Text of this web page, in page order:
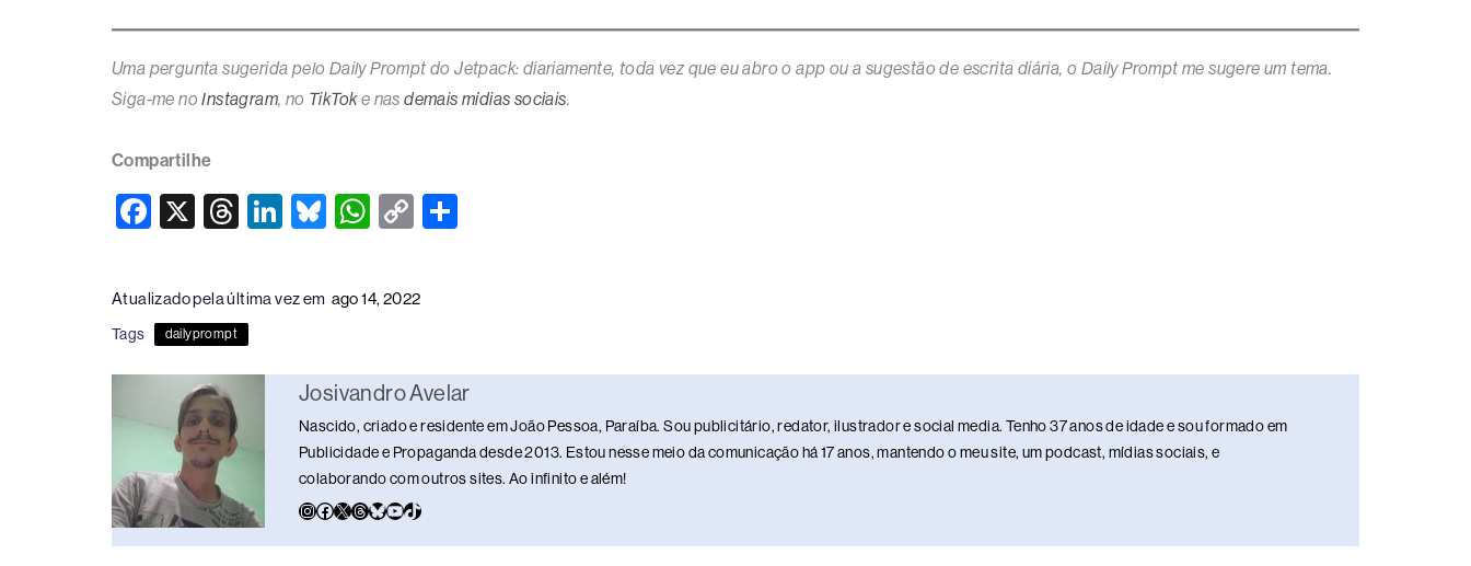
Uma pergunta sugerida pelo Daily Prompt do Jetpack: diariamente, toda vez que eu abro o app ou a sugestão de escrita diária, o Daily Prompt me sugere um tema.
Siga-me noInstagram, no TikToke nasdemais mídias sociais.
Compartilhe
F
c
e
b
o
o
X
T
e
a
d
s
Li
e
n
Bl
sk
W
at
s
p
p
C
y
n
k
Atualizado pela última vez em ago 14, 2022
Tags dailyprompt
Josivandro Avelar
Nascido, criado e residente em João Pessoa, Paraíba. Sou publicitário, redator, ilustrador e social media. Tenho 37 anos de idade e sou formado em
Publicidade e Propaganda desde 2013. Estou nesse meio da comunicação há 17 anos, mantendo o meu site, um podcast, mídias sociais, e
colaborando com outros sites. Ao infinito e além!